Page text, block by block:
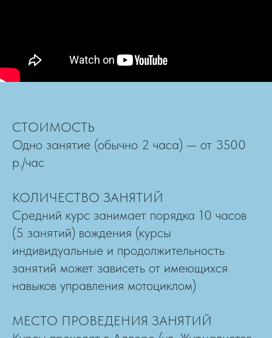
СТОИМОСТЬ
Одно занятие (обычно 2 часа) — от 3500
р./час
КОЛИЧЕСТВО ЗАНЯТИЙ
Средний курс занимает порядка 10 часов
(5 занятий) вождения (курсы
индивидуальные и продолжительность
занятий может зависеть от имеющихся
навыков управления мотоциклом)
МЕСТО ПРОВЕДЕНИЯ ЗАНЯТИЙ